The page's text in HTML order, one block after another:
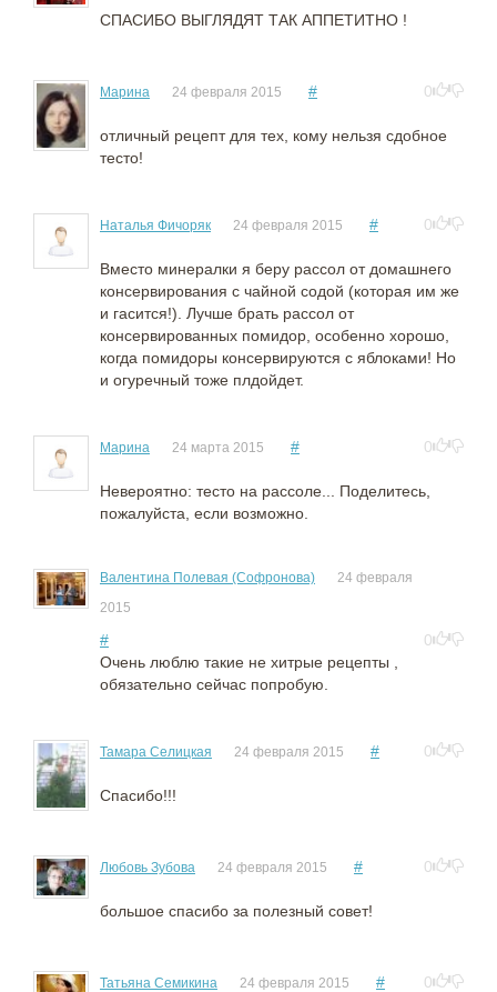
СПАСИБО ВЫГЛЯДЯТ ТАК АППЕТИТНО !
Марина 24 февраля 2015 # 0
отличный рецепт для тех, кому нельзя сдобное
тесто!
Наталья Фичоряк 24 февраля 2015 # 0
Вместо минералки я беру рассол от домашнего
консервирования с чайной содой (которая им же
и гасится!). Лучше брать рассол от
консервированных помидор, особенно хорошо,
когда помидоры консервируются с яблоками! Но
и огуречный тоже плдойдет.
Марина 24 марта 2015 # 0
Невероятно: тесто на рассоле... Поделитесь,
пожалуйста, если возможно.
Валентина Полевая (Софронова)
24 февраля
2015
#
0
Очень люблю такие не хитрые рецепты ,
обязательно сейчас попробую.
Тамара Селицкая 24 февраля 2015 # 0
Спасибо!!!
Любовь Зубова 24 февраля 2015 # 0
большое спасибо за полезный совет!
Татьяна Семикина 24 февраля 2015 # 0